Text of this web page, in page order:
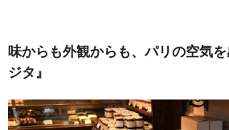
味からも外観からも、パリの空気
ジタ』